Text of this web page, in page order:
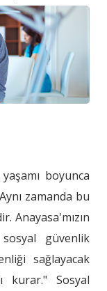
boyunca
zamanda bu
Anayasa'mızın
güvenlik
sağlayacak
kurar." Sosyal